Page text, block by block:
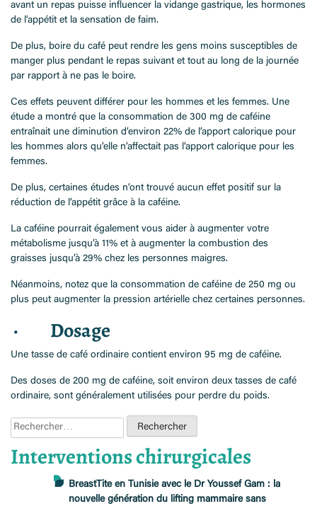
avant un repas puisse influencer la vidange gastrique, les hormones
de l’appétit et la sensation de faim.
De plus, boire du café peut rendre les gens moins susceptibles de
manger plus pendant le repas suivant et tout au long de la journée
par rapport à ne pas le boire.
Ces effets peuvent différer pour les hommes et les femmes. Une
étude a montré que la consommation de 300 mg de caféine
entraînait une diminution d’environ 22% de l’apport calorique pour
les hommes alors qu’elle n’affectait pas l’apport calorique pour les
femmes.
De plus, certaines études n’ont trouvé aucun effet positif sur la
réduction de l’appétit grâce à la caféine.
La caféine pourrait également vous aider à augmenter votre
métabolisme jusqu’à 11% et à augmenter la combustion des
graisses jusqu’à 29% chez les personnes maigres.
Néanmoins, notez que la consommation de caféine de 250 mg ou
plus peut augmenter la pression artérielle chez certaines personnes.
· Dosage
Une tasse de café ordinaire contient environ 95 mg de caféine.
Des doses de 200 mg de caféine, soit environ deux tasses de café
ordinaire, sont généralement utilisées pour perdre du poids.
Rechercher :
Interventions chirurgicales
BreastTite en Tunisie avec le Dr Youssef Gam : la
nouvelle génération du lifting mammaire sans